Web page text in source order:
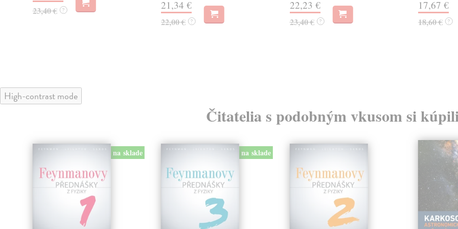
23,40 € ? 21,34 €
22,00 € ?
22,23 €
23,40 € ?
17,67 €
18,60 € ?
High-contrast mode
Čitatelia s podobným vkusom si
na sklade na sklade